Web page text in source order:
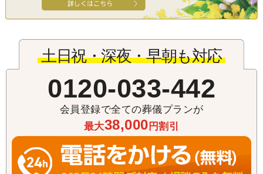
土日祝・深夜・早朝も対応
0120-033-442
会員登録で全ての葬儀プランが
最大38,000 円割引